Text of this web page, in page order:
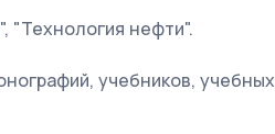
"Технология нефти".
учебников, учебных